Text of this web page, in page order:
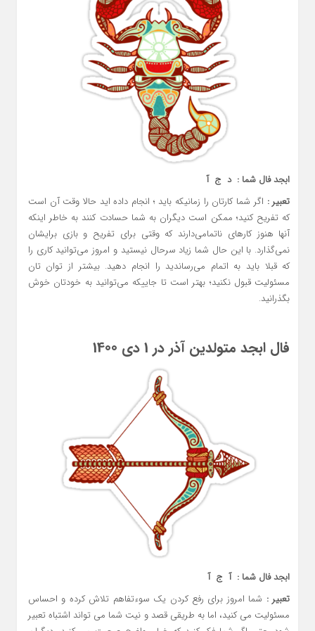
ابجد فال شما : د ج آ
تعبیر : اگر شما کارتان را زمانیکه باید ؛ انجام داده اید حالا وقت آن است
که تفریح کنید؛ ممکن است دیگران به شما حسادت کنند به خاطر اینکه
آنها هنوز کارهای ناتمامی‌دارند که وقتی برای تفریح و بازی برایشان
نمی‌گذارد. با این حال شما زیاد سرحال نیستید و امروز می‌توانید کاری را
که قبلا باید به اتمام می‌رساندید را انجام دهید. بیشتر از توان تان
مسئولیت قبول نکنید؛ بهتر است تا جاییکه می‌توانید به خودتان خوش
بگذرانید.
فال ابجد متولدین آذر در 1 دی 1400
ابجد فال شما : آ ج آ
تعبیر : شما امروز برای رفع کردن یک سوءتفاهم تلاش کرده و احساس
مسئولیت می کنید، اما به طریقی قصد و نیت شما می تواند اشتباه تعبیر